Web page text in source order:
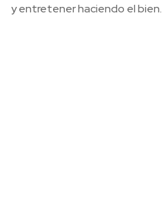
y entretener haciendo el bien.